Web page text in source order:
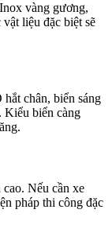
vàng gương,
liệu đặc biệt sẽ
chân, biển sáng
Kiểu biển càng
Nếu cần xe
pháp thi công đặc